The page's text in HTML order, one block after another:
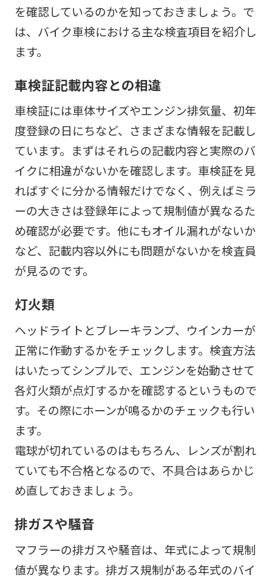
を確認しているのかを知っておきましょう。で
は、バイク車検における主な検査項目を紹介し
ます。
車検証記載内容との相違
車検証には車体サイズやエンジン排気量、初年
度登録の日にちなど、さまざまな情報を記載し
ています。まずはそれらの記載内容と実際のバ
イクに相違がないかを確認します。車検証を見
ればすぐに分かる情報だけでなく、例えばミラ
ーの大きさは登録年によって規制値が異なるた
め確認が必要です。他にもオイル漏れがないか
など、記載内容以外にも問題がないかを検査員
が見るのです。
灯火類
ヘッドライトとブレーキランプ、ウインカーが
正常に作動するかをチェックします。検査方法
はいたってシンプルで、エンジンを始動させて
各灯火類が点灯するかを確認するというもので
す。その際にホーンが鳴るかのチェックも行い
ます。
電球が切れているのはもちろん、レンズが割れ
ていても不合格となるので、不具合はあらかじ
め直しておきましょう。
排ガスや騒音
マフラーの排ガスや騒音は、年式によって規制
値が異なります。排ガス規制がある年式のバイ